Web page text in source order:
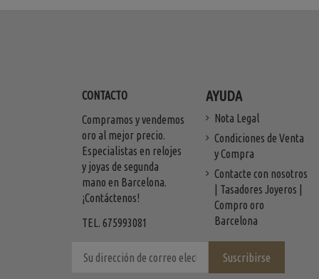
CONTACTO
Compramos y vendemos
oro al mejor precio.
Especialistas en relojes
y joyas de segunda
mano en Barcelona.
¡Contáctenos!
TEL. 675993081
AYUDA
Nota Legal
Condiciones de Venta
y Compra
Contacte con nosotros
| Tasadores Joyeros |
Compro oro
Barcelona